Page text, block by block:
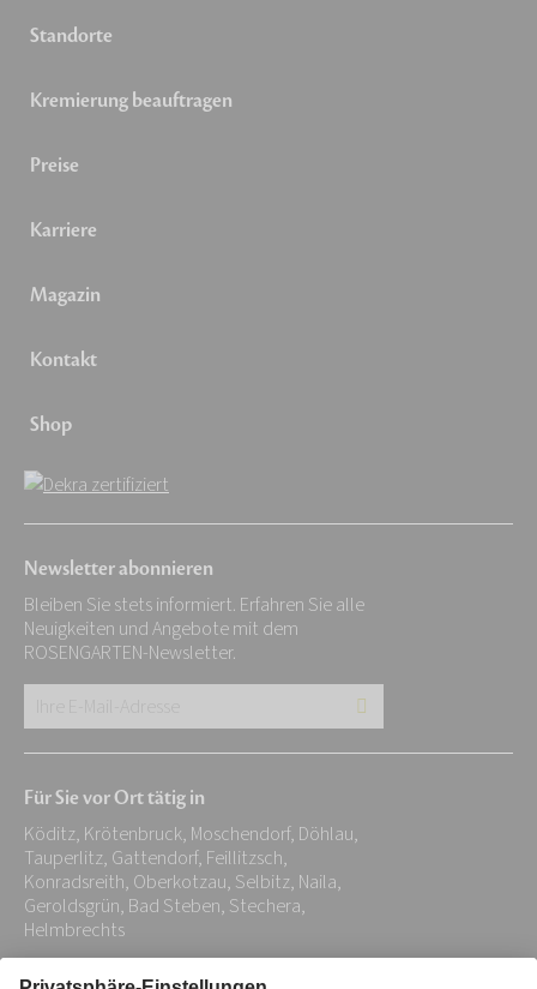
Standorte
Kremierung beauftragen
Preise
Karriere
Magazin
Kontakt
Shop
Newsletter abonnieren
Bleiben Sie stets informiert. Erfahren Sie alle
Neuigkeiten und Angebote mit dem
ROSENGARTEN-Newsletter.
Adresse:
*
Für Sie vor Ort tätig in
Köditz, Krötenbruck, Moschendorf, Döhlau,
Tauperlitz, Gattendorf, Feillitzsch,
Konradsreith, Oberkotzau, Selbitz, Naila,
Geroldsgrün, Bad Steben, Stechera,
Helmbrechts